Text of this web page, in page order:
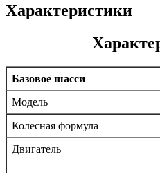
Характеристики
Базовое шасси
Модель
Колесная формула
Двигатель